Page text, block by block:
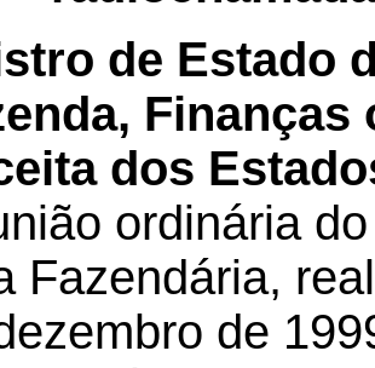
de Estado
dos
ordinária
Fazendária,
de